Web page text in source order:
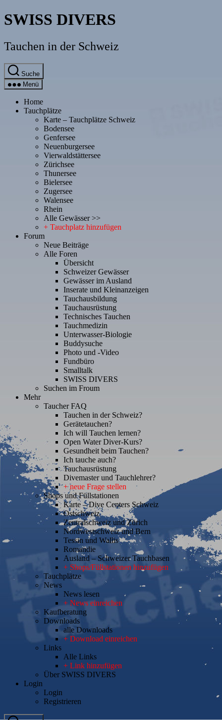
Direkt
zum
wechseln
SWISS DIVERS
Tauchen in der Schweiz
Suche
Menü
Home
Tauchplätze
Karte – Tauchplätze Schweiz
Bodensee
Genfersee
Neuenburgersee
Vierwaldstättersee
Zürichsee
Thunersee
Bielersee
Zugersee
Walensee
Rhein
Alle Gewässer >>
+ Tauchplatz hinzufügen
Forum
Neue Beiträge
Alle Foren
Übersicht
Schweizer Gewässer
Gewässer im Ausland
Inserate und Kleinanzeigen
Tauchausbildung
Tauchausrüstung
Technisches Tauchen
Tauchmedizin
Unterwasser-Biologie
Buddysuche
Photo und -Video
Fundbüro
Smalltalk
SWISS DIVERS
Suchen im Froum
Mehr
Taucher FAQ
Tauchen in der Schweiz?
Gerätetauchen?
Ich will Tauchen lernen?
Open Water Diver-Kurs?
Gesundheit beim Tauchen?
Ich tauche auch?
Tauchausrüstung
Divemaster und Tauchlehrer?
+ neue Frage stellen
Shops und Füllstationen
Karte – Dive Centers Schweiz
Ostschweiz
Zentralschweiz und Zürich
Nordwestschweiz und Bern
Tessin und Wallis
Romandie
Ausland – Schweizer Tauchbasen
+ Shops/Füllstationen hinzufügen
Tauchplätze
News
News lesen
+ News einreichen
Kaufberatung
Downloads
alle Downloads
+ Download einreichen
Links
Alle Links
+ Link hinzufügen
Über SWISS DIVERS
Login
Login
Registrieren